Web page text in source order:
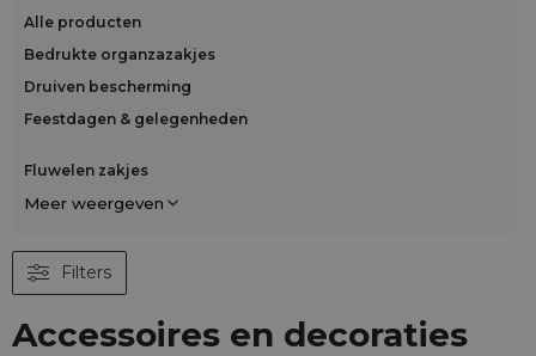
Alle producten
Bedrukte organzazakjes
Druiven bescherming
Feestdagen & gelegenheden
Fluwelen zakjes
Meer weergeven
Filters
Accessoires en decoraties